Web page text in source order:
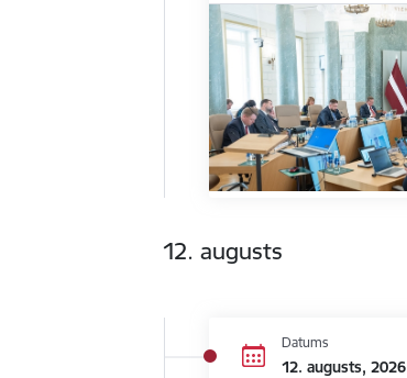
12. augusts
Datums
12. augusts, 2026